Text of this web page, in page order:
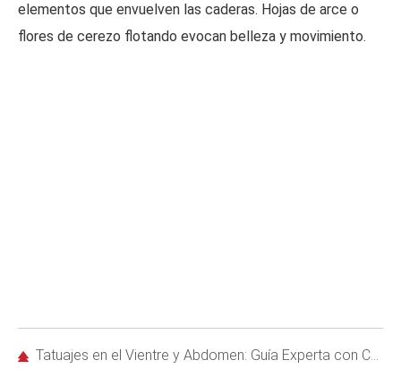
elementos que envuelven las caderas. Hojas de arce o
flores de cerezo flotando evocan belleza y movimiento.
Tatuajes en el Vientre y Abdomen: Guía Experta con Consejos y Diseños